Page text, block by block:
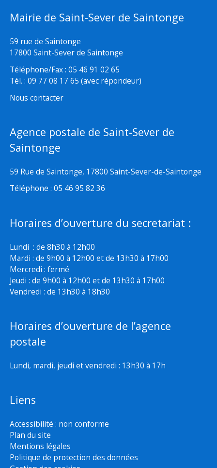
Mairie de Saint-Sever de Saintonge
59 rue de Saintonge
17800 Saint-Sever de Saintonge
Téléphone/Fax : 05 46 91 02 65
Tél. : 09 77 08 17 65 (avec répondeur)
Nous contacter
Agence postale de Saint-Sever de
Saintonge
59 Rue de Saintonge, 17800 Saint-Sever-de-Saintonge
Téléphone : 05 46 95 82 36
Horaires d’ouverture du secretariat :
Lundi : de 8h30 à 12h00
Mardi : de 9h00 à 12h00 et de 13h30 à 17h00
Mercredi : fermé
Jeudi : de 9h00 à 12h00 et de 13h30 à 17h00
Vendredi : de 13h30 à 18h30
Horaires d’ouverture de l’agence
postale
Lundi, mardi, jeudi et vendredi : 13h30 à 17h
Liens
Accessibilité : non conforme
Plan du site
Mentions légales
Politique de protection des données